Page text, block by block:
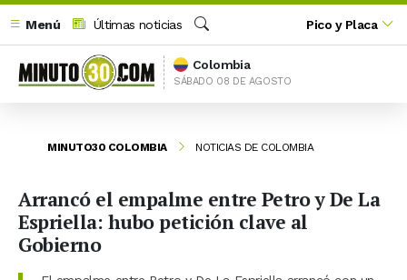
Menú
Últimas noticias
Buscar
Pico y Placa
Colombia
SÁBADO 08 DE AGOSTO
MINUTO30 COLOMBIA NOTICIAS DE COLOMBIA
Arrancó el empalme entre Petro y De La
Espriella: hubo petición clave al
Gobierno